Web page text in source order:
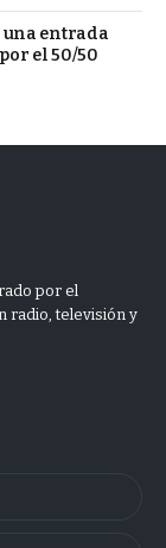
una entrada
el 50/50
por el
radio, televisión y